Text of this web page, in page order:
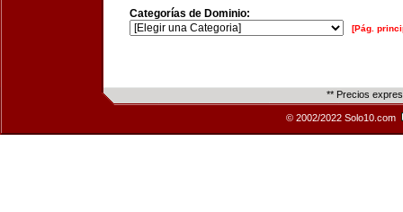
Categorías de Dominio:
[Pág.
** Precios
© 2002/2022 Solo10.com